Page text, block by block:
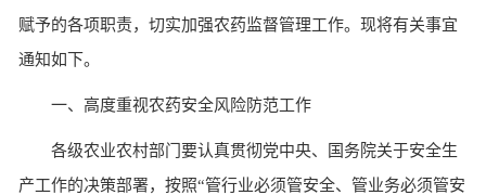
赋予的各项职责，切实加强农药监督管理工作。现将有关事宜
通知如下。
一、高度重视农药安全风险防范工作
各级农业农村部门要认真贯彻党中央、国务院关于安全生
产工作的决策部署，按照“管行业必须管安全、管业务必须管安